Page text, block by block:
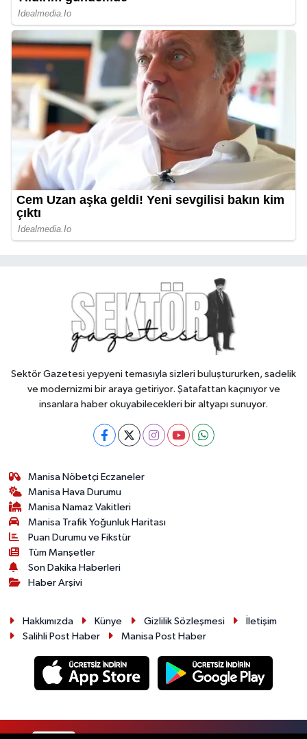
Sektör Gazetesi yepyeni temasıyla sizleri buluştururken, sadelik
ve modernizmi bir araya getiriyor. Şatafattan kaçınıyor ve
insanlara haber okuyabilecekleri bir altyapı sunuyor.
Manisa Nöbetçi Eczaneler
Manisa Hava Durumu
Manisa Namaz Vakitleri
Manisa Trafik Yoğunluk Haritası
Puan Durumu ve Fikstür
Tüm Manşetler
Son Dakika Haberleri
Haber Arşivi
Hakkımızda Künye Gizlilik Sözleşmesi
İletişim
Salihli Post Haber
Manisa Post Haber